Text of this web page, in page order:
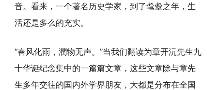
音。看来，一个著名历史学家，到了耄耋之年，生
活还是多么的充实。
“春风化雨，潤物无声。”当我们翻读为章开沅先生九
十华诞纪念集中的一篇篇文章，这些文章除与章先
生多年交往的国内外学界朋友，大都是分布在全国